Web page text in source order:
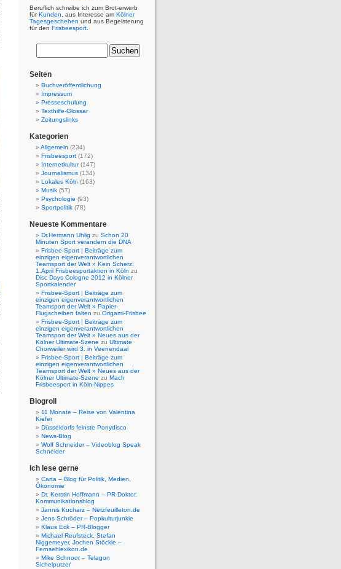
Beruflich schreibe ich zum Brot-erwerb
fürKunden , aus Interesse am Kölner
Tagesgeschehen und aus Begeisterung
für den Frisbeesport
Seiten
Buchveröffentlichung
Impressum
Presseschulung
Texthilfe-Glossar
Zeitungslinks
Kategorien
Allgemein (234)
Frisbeesport (172)
Internetkultur(147)
Journalismus (134)
Lokales Köln (163)
Musik (57)
Psychologie (93)
Sportpolitik (78)
Neueste Kommentare
Dr.Hermann Uhlig zu Schon 20
Minuten Sport verändern die DNA
Frisbee-Sport | Beiträge zum
einzigen eigenverantwortlichen
Teamsport der Welt » Kein Scherz:
1.April Frisbeesportaktion in Köln zu
Disc Days Cologne 2012 in Kölner
Sportkalender
Frisbee-Sport | Beiträge zum
einzigen eigenverantwortlichen
Teamsport der Welt » Papier-
Flugscheiben falten zu Origami-Frisbee
Frisbee-Sport | Beiträge zum
einzigen eigenverantwortlichen
Teamsport der Welt » Neues aus der
Kölner Ultimate-Szene zu Ultimate
Chorweiler wird 3. in Veenendaal
Frisbee-Sport | Beiträge zum
einzigen eigenverantwortlichen
Teamsport der Welt » Neues aus der
Kölner Ultimate-Szene zu Mach
Frisbeesport in Köln-Nippes
Blogroll
11 Monate – Reise von Valentina
Kiefer
Düsseldorfs feinste Ponydisco
News-Blog
Wolf Schneider – Videoblog Speak
Schneider
Ich lese gerne
Carta – Blog für Politik, Medien,
Ökonomie
Dr. Kerstin Hoffmann – PR-Doktor.
Kommunikationsblog
Jannis Kucharz – Netzfeuilleton.de
Jens Schröder – Popkulturjunkie
Klaus Eck – PR-Blogger
Michael Reufsteck, Stefan
Niggemeyer, Jochen Stöckle –
Fernsehlexikon.de
Mike Schnoor – Telagon
Sichelputzer